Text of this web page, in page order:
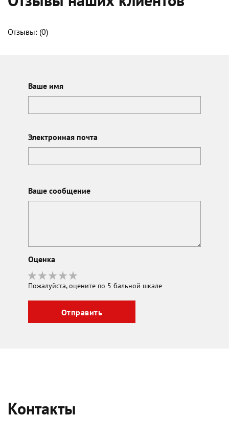
Отзывы: (0)
Ваше имя
Электронная почта
Ваше сообщение
Оценка
Пожалуйста, оцените по 5 бальной шкале
Контакты